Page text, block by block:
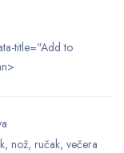
title="Add to
, nož, ručak, večera